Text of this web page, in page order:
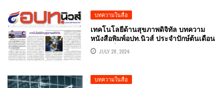
บทความในสื่อ
เทคโนโลยีด้านสุขภาพดิจิทัล บทความ
หนังสือพิมพ์อปท.นิวส์ ประจำปักษ์ต้นเดือน
ส.ค 67 โดยอ.ดร.ต้นรัก ธวัชชัย สุขสีดา
JULY 28, 2024
บทความในสื่อ